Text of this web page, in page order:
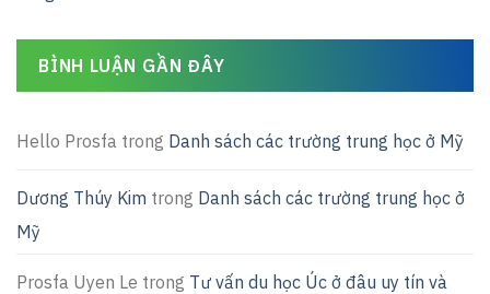
BÌNH LUẬN GẦN ĐÂY
Hello Prosfa trong Danh sách các trường trung học ở Mỹ
Dương Thúy Kim trong Danh sách các trường trung học ở
Mỹ
Prosfa Uyen Le trong Tư vấn du học Úc ở đâu uy tín và